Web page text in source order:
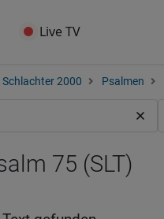
Live TV
Schlachter 2000 Psalmen
75 (SLT)